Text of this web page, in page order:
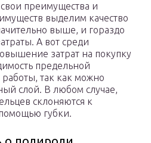
преимущества и
выделим качество
выше, и гораздо
А вот среди
затрат на покупку
предельной
так как можно
слой. В любом случае,
склоняются к
губки.